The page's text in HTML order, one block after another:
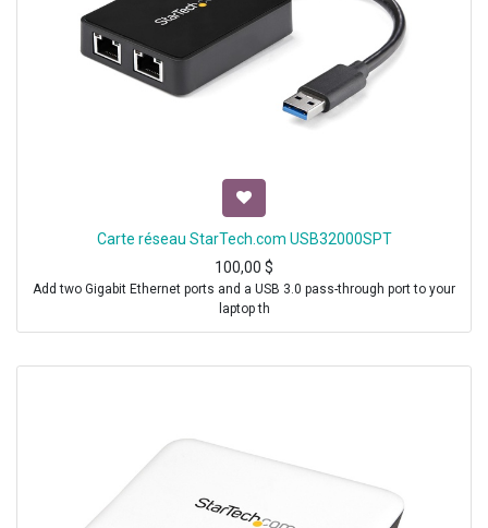
Carte réseau StarTech.com USB32000SPT
100,00 $
Add two Gigabit Ethernet ports and a USB 3.0 pass-through port to your
laptop th